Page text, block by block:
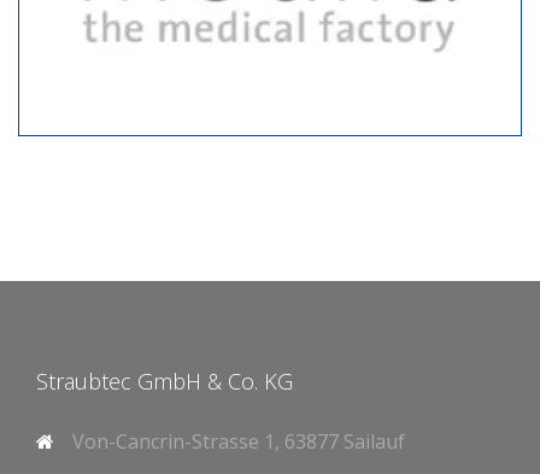
Straubtec GmbH & Co. KG
Von-Cancrin-Strasse 1, 63877 Sailauf